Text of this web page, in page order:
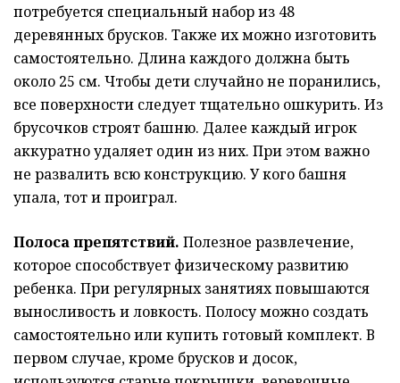
потребуется специальный набор из 48
деревянных брусков. Также их можно изготовить
самостоятельно. Длина каждого должна быть
около 25 см. Чтобы дети случайно не поранились,
все поверхности следует тщательно ошкурить. Из
брусочков строят башню. Далее каждый игрок
аккуратно удаляет один из них. При этом важно
не развалить всю конструкцию. У кого башня
упала, тот и проиграл.
Полоса препятствий. Полезное развлечение,
которое способствует физическому развитию
ребенка. При регулярных занятиях повышаются
выносливость и ловкость. Полосу можно создать
самостоятельно или купить готовый комплект. В
первом случае, кроме брусков и досок,